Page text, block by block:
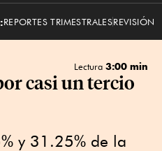
REPORTES TRIMESTRALESREVISIÓN
Lectura 3:00 min
casi un tercio
y 31.25% de la